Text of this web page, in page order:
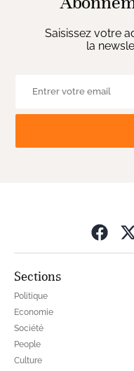
Saisissez votre
la
Sections
Politique
Economie
Société
People
Culture